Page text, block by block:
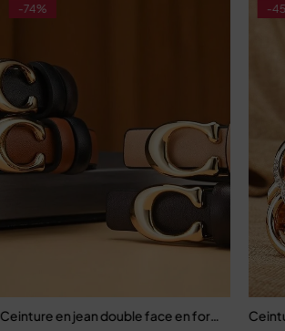
Haute pour Femme
-74%
Ceinture en jean double face en forme de C
-